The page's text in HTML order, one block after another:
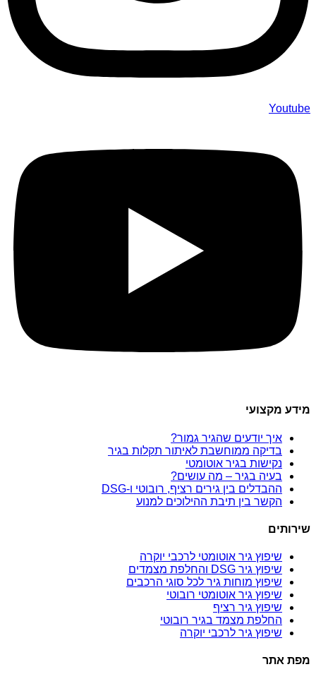
Youtube
מידע מקצועי
איך יודעים שהגיר גמור?
בדיקה ממוחשבת לאיתור תקלות בגיר
נקישות בגיר אוטומטי
בעיה בגיר – מה עושים?
ההבדלים בין גירים רציף, רובוטי ו-DSG
הקשר בין תיבת ההילוכים למנוע
שירותים
שיפוץ גיר אוטומטי לרכבי יוקרה
שיפוץ גיר DSG והחלפת מצמדים
שיפוץ מוחות גיר לכל סוגי הרכבים
שיפוץ גיר אוטומטי רובוטי
שיפוץ גיר רציף
החלפת מצמד בגיר רובוטי
שיפוץ גיר לרכבי יוקרה
מפת אתר